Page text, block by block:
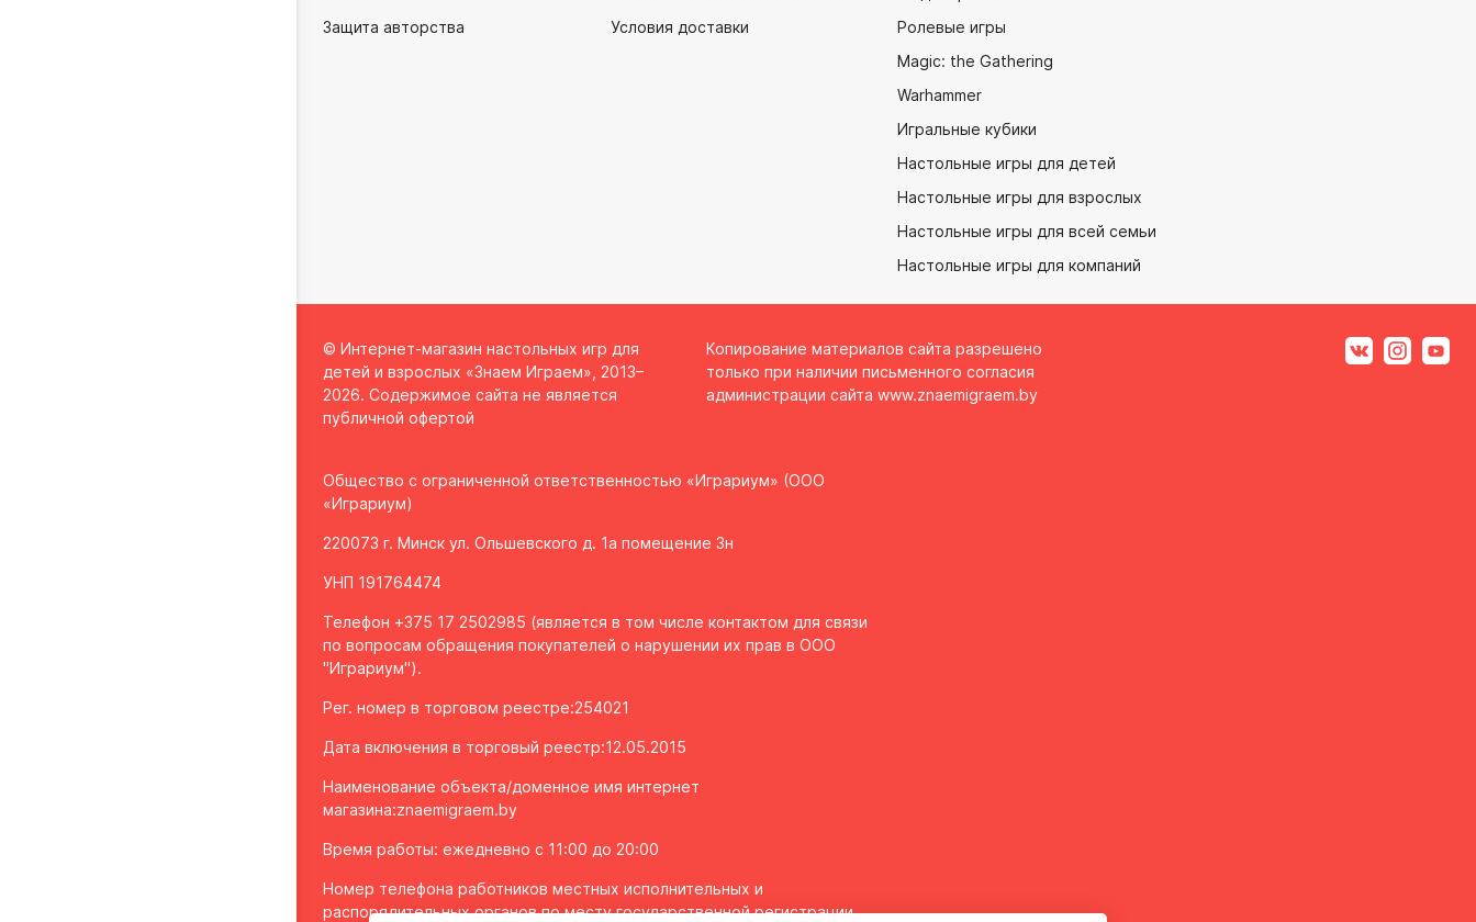
Защита авторства
Условия доставки
Ролевые игры
Magic: the Gathering
Warhammer
Игральные кубики
Настольные игры для детей
Настольные игры для взрослых
Настольные игры для всей семьи
Настольные игры для компаний
© Интернет-магазин настольных игр для
детей и взрослых «Знаем Играем», 2013–
2026. Содержимое сайта не является
публичной офертой
Копирование материалов сайта разрешено
только при наличии письменного согласия
администрации сайта www.znaemigraem.by
Общество с ограниченной ответственностью «Играриум» (ООО
«Играриум)
220073 г. Минск ул. Ольшевского д. 1а помещение 3н
УНП 191764474
Телефон +375 17 2502985 (является в том числе контактом для связи
по вопросам обращения покупателей о нарушении их прав в ООО
"Играриум").
Рег. номер в торговом реестре:254021
Дата включения в торговый реестр:12.05.2015
Наименование объекта/доменное имя интернет
магазина:znaemigraem.by
Время работы: ежедневно с 11:00 до 20:00
Номер телефона работников местных исполнительных и
распорядительных органов по месту государственной регистрации